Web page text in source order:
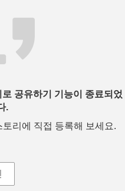
공유하기 기능이 종료되었
.
리에 직접 등록해 보세요.